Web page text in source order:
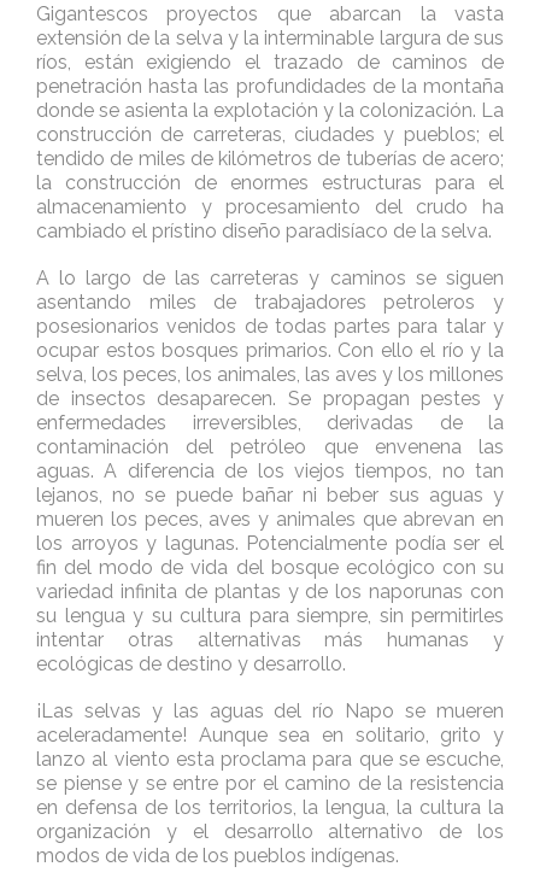
Gigantescos proyectos que abarcan la vasta
extensión de la selva y la interminable largura de sus
ríos, están exigiendo el trazado de caminos de
penetración hasta las profundidades de la montaña
donde se asienta la explotación y la colonización. La
construcción de carreteras, ciudades y pueblos; el
tendido de miles de kilómetros de tuberías de acero;
la construcción de enormes estructuras para el
almacenamiento y procesamiento del crudo ha
cambiado el prístino diseño paradisíaco de la selva.
A lo largo de las carreteras y caminos se siguen
asentando miles de trabajadores petroleros y
posesionarios venidos de todas partes para talar y
ocupar estos bosques primarios. Con ello el río y la
selva, los peces, los animales, las aves y los millones
de insectos desaparecen. Se propagan pestes y
enfermedades irreversibles, derivadas de la
contaminación del petróleo que envenena las
aguas. A diferencia de los viejos tiempos, no tan
lejanos, no se puede bañar ni beber sus aguas y
mueren los peces, aves y animales que abrevan en
los arroyos y lagunas. Potencialmente podía ser el
fin del modo de vida del bosque ecológico con su
variedad infinita de plantas y de los naporunas con
su lengua y su cultura para siempre, sin permitirles
intentar otras alternativas más humanas y
ecológicas de destino y desarrollo.
¡Las selvas y las aguas del río Napo se mueren
aceleradamente! Aunque sea en solitario, grito y
lanzo al viento esta proclama para que se escuche,
se piense y se entre por el camino de la resistencia
en defensa de los territorios, la lengua, la cultura la
organización y el desarrollo alternativo de los
modos de vida de los pueblos indígenas.